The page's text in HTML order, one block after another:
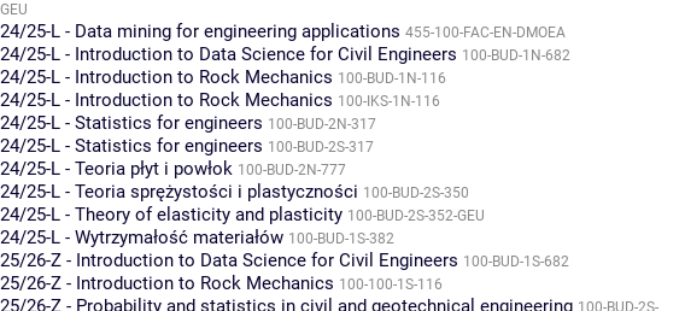
GEU
24/25-L - Data mining for engineering applications 455-100-FAC-EN-DMOEA
24/25-L - Introduction to Data Science for Civil Engineers 100-BUD-1N-682
24/25-L - Introduction to Rock Mechanics 100-BUD-1N-116
24/25-L - Introduction to Rock Mechanics 100-IKS-1N-116
24/25-L - Statistics for engineers 100-BUD-2N-317
24/25-L - Statistics for engineers 100-BUD-2S-317
24/25-L - Teoria płyt i powłok 100-BUD-2N-777
24/25-L - Teoria sprężystości i plastyczności 100-BUD-2S-350
24/25-L - Theory of elasticity and plasticity 100-BUD-2S-352-GEU
24/25-L - Wytrzymałość materiałów 100-BUD-1S-382
25/26-Z - Introduction to Data Science for Civil Engineers 100-BUD-1S-682
25/26-Z - Introduction to Rock Mechanics 100-100-1S-116
25/26-Z - Probability and statistics in civil and geotechnical engineering 100-BUD-2S-